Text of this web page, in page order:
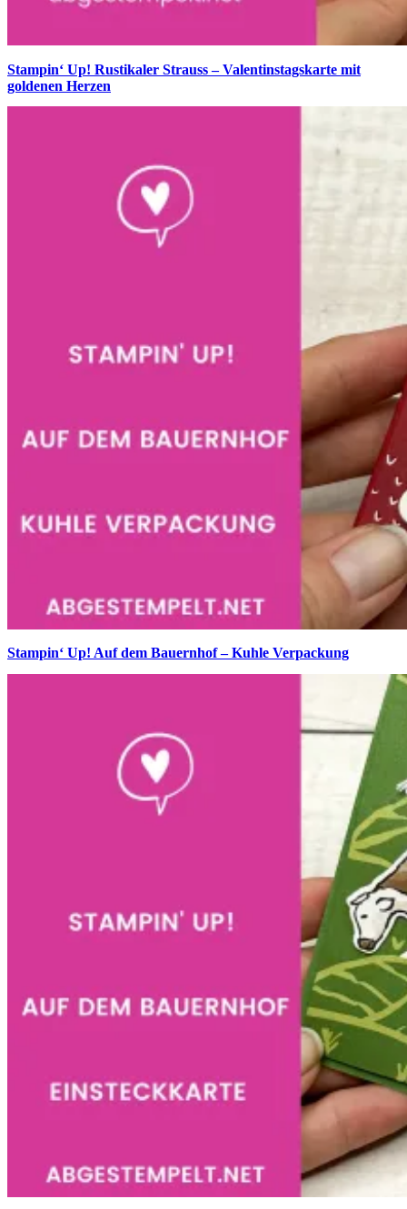
Stampin‘ Up! Rustikaler Strauss – Valentinstagskarte mit
goldenen Herzen
Stampin‘ Up! Auf dem Bauernhof – Kuhle Verpackung